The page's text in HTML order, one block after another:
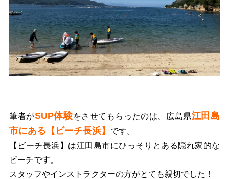
筆者がSUP体験をさせてもらったのは、広島県江田島
市にある【ビーチ長浜】
です。
【ビーチ長浜】は江田島市にひっそりとある隠れ家的な
ビーチです。
スタッフやインストラクターの方がとても親切でした！